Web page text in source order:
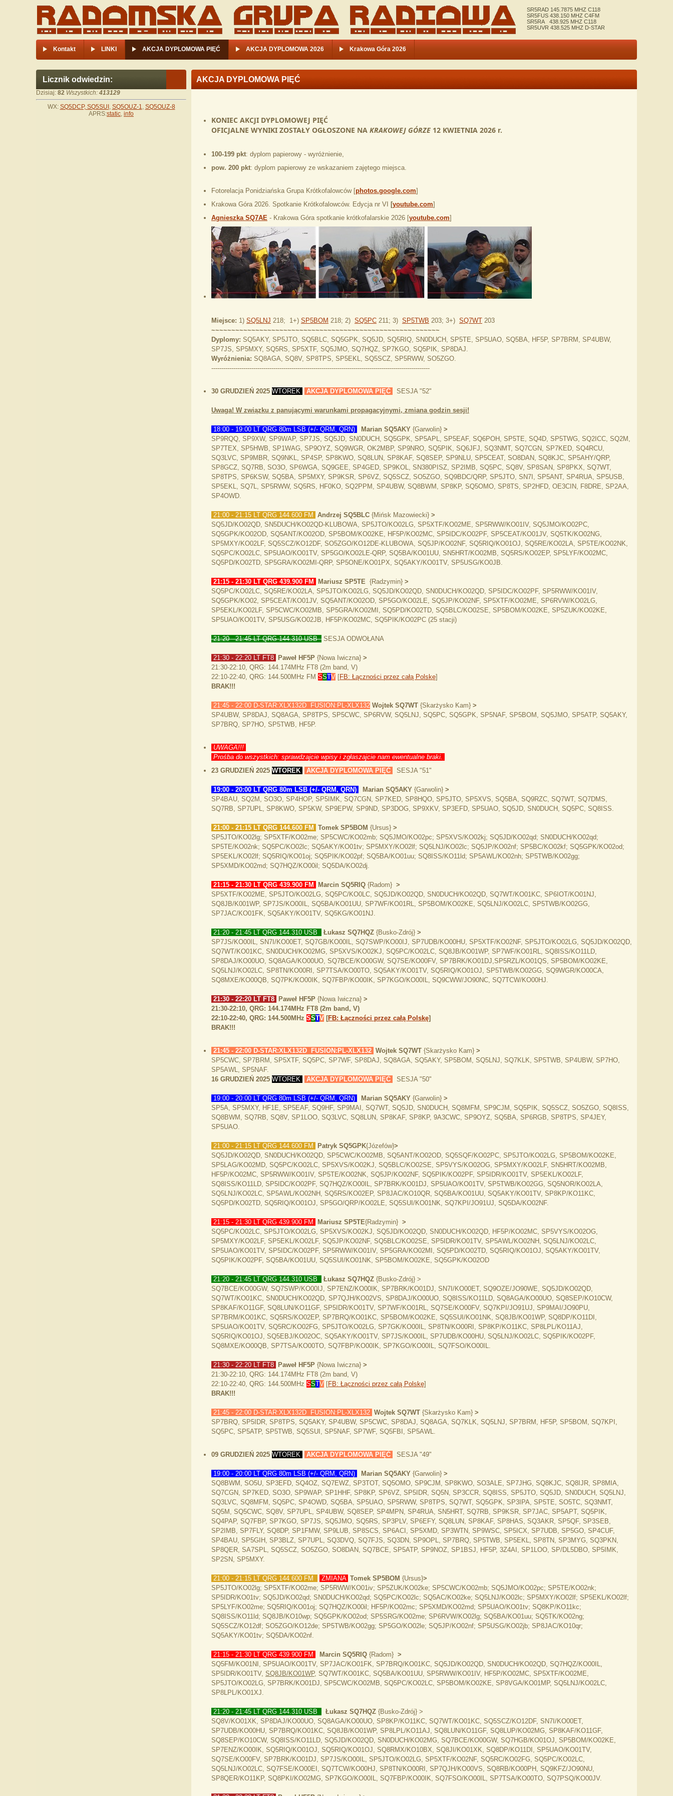
SR5RAD 145.7875 MHZ C118
SR5FUS 438.150 MHZ C4FM
SR5RA 438.925 MHZ C118
SR5UVR 438.525 MHZ D-STAR
Kontakt LINKI AKCJA DYPLOMOWA PIĘĆ AKCJA DYPLOMOWA 2026 Krakowa Góra 2026
Licznik odwiedzin:
Dzisiaj: 82 Wszystkich: 413129
WX: SQ5DCP, SQ5SUI , SQ5OUZ-1, SQ5OUZ-8
APRS:static, info
AKCJA DYPLOMOWA PIĘĆ
KONIEC AKCJI DYPLOMOWEJ PIĘĆ
OFICJALNE WYNIKI ZOSTAŁY OGŁOSZONE NA KRAKOWEJ GÓRZE 12 KWIETNIA 2026 r.
100-199 pkt: dyplom papierowy - wyróżnienie,
pow. 200 pkt: dyplom papierowy ze wskazaniem zajętego miejsca.
Fotorelacja Ponidziańska Grupa Krótkofalowców [photos.google.com]
Krakowa Góra 2026. Spotkanie Krótkofalowców. Edycja nr VI
[youtube.com]
Agnieszka SQ7AE - Krakowa Góra spotkanie krótkofalarskie 2026 [youtube.com]
Miejsce: 1) SQ5LNJ 218; 1+) SP5BOM 218; 2) SQ5PC 211; 3) SP5TWB 203; 3+) SQ7WT 203
~~~~~~~~~~~~~~~~~~~~~~~~~~~~~~~~~~~~~~~~~~~~~~~~~~~~~~~~~
Dyplomy: SQ5AKY, SP5JTO, SQ5BLC, SQ5GPK, SQ5JD, SQ5RIQ, SN0DUCH, SP5TE, SP5UAO, SQ5BA, HF5P, SP7BRM, SP4UBW,
SP7JS, SP5MXY, SQ5RS, SP5XTF, SQ5JMO, SQ7HQZ, SP7KGO, SQ5PIK, SP8DAJ.
Wyróżnienia: SQ8AGA, SQ8V, SP8TPS, SP5EKL, SQ5SCZ, SP5RWW, SO5ZGO.
-------------------------------------------------------------------------------------------------------------
30 GRUDZIEŃ 2025 WTOREK AKCJA DYPLOMOWA PIĘĆ SESJA "52"
Uwaga! W związku z panującymi warunkami propagacyjnymi, zmiana godzin sesji!
18:00 - 19:00 LT QRG 80m LSB (+/- QRM, QRN) Marian SQ5AKY {Garwolin} >
SP9RQQ, SP9XW, SP9WAP, SP7JS, SQ5JD, SN0DUCH, SQ5GPK, SP5APL, SP5EAF, SQ6POH, SP5TE, SQ4D, SP5TWG, SQ2ICC, SQ2M,
SP7TEX, SP5HWB, SP1WAG, SP9OYZ, SQ9WGR, OK2MBP, SP9NRO, SQ5PIK, SQ6JFJ, SQ3NMT, SQ7CGN, SP7KED, SQ4RCU,
SQ3LVC, SP9MBR, SQ9NKL, SP4SP, SP8KWO, SQ8LUN, SP8KAF, SQ8SEP, SP9NLU, SP5CEAT, SO8DAN, SQ8KJC, SP5AHY/QRP,
SP8GCZ, SQ7RB, SO3O, SP6WGA, SQ9GEE, SP4GED, SP9KOL, SN380PISZ, SP2IMB, SQ5PC, SQ8V, SP8SAN, SP8PKX, SQ7WT,
SP8TPS, SP6KSW, SQ5BA, SP5MXY, SP9KSR, SP6VZ, SQ5SCZ, SO5ZGO, SQ9BDC/QRP, SP5JTO, SN7I, SP5ANT, SP4RUA, SP5USB,
SP5EKL, SQ7L, SP5RWW, SQ5RS, HF0KO, SQ2PPM, SP4UBW, SQ8BWM, SP8KP, SQ5OMO, SP8TS, SP2HFD, OE3CIN, F8DRE, SP2AA,
SP4OWD.
21:00 - 21:15 LT QRG 144.600 FM Andrzej SQ5BLC {Mińsk Mazowiecki} >
SQ5JD/KO02QD, SN5DUCH/KO02QD-KLUBOWA, SP5JTO/KO02LG, SP5XTF/KO02ME, SP5RWW/KO01IV, SQ5JMO/KO02PC,
SQ5GPK/KO02OD, SQ5ANT/KO02OD, SP5BOM/KO02KE, HF5P/KO02MC, SP5IDC/KO02PF, SP5CEAT/KO01JV, SQ5TK/KO02NG,
SP5MXY/KO02LF, SQ5SCZ/KO12DF, SO5ZGO/KO12DE-KLUBOWA, SQ5JP/KO02NF, SQ5RIQ/KO01OJ, SQ5RE/KO02LA, SP5TE/KO02NK,
SQ5PC/KO02LC, SP5UAO/KO01TV, SP5GO/KO02LE-QRP, SQ5BA/KO01UU, SN5HRT/KO02MB, SQ5RS/KO02EP, SP5LYF/KO02MC,
SQ5PD/KO02TD, SP5GRA/KO02MI-QRP, SP5ONE/KO01PX, SQ5AKY/KO01TV, SP5USG/KO0JB.
21:15 - 21:30 LT QRG 439.900 FM Mariusz SP5TE {Radzymin} >
SQ5PC/KO02LC, SQ5RE/KO02LA, SP5JTO/KO02LG, SQ5JD/KO02QD, SN0DUCH/KO02QD, SP5IDC/KO02PF, SP5RWW/KO01IV,
SQ5GPK/KO02, SP5CEAT/KO01JV, SQ5ANT/KO02OD, SP5GO/KO02LE, SQ5JP/KO02NF, SP5XTF/KO02ME, SP6RVW/KO02LG,
SP5EKL/KO02LF, SP5CWC/KO02MB, SP5GRA/KO02MI, SQ5PD/KO02TD, SQ5BLC/KO02SE, SP5BOM/KO02KE, SP5ZUK/KO02KE,
SP5UAO/KO01TV, SP5USG/KO02JB, HF5P/KO02MC, SQ5PIK/KO02PC (25 stacji)
21:20 - 21:45 LT QRG 144.310 USB SESJA ODWOŁANA
21:30 - 22:20 LT FT8 Paweł HF5P {Nowa Iwiczna} >
21:30-22:10, QRG: 144.174MHz FT8 (2m band, V)
22:10-22:40, QRG: 144.500MHz FM SSTV [FB: Łączności przez całą Polskę]
BRAK!!!
21:45 - 22:00 D-STAR:XLX132D FUSION:PL-XLX132 Wojtek SQ7WT {Skarżysko Kam} >
SP4UBW, SP8DAJ, SQ8AGA, SP8TPS, SP5CWC, SP6RVW, SQ5LNJ, SQ5PC, SQ5GPK, SP5NAF, SP5BOM, SQ5JMO, SP5ATP, SQ5AKY,
SP7BRQ, SP7HO, SP5TWB, HF5P.
UWAGA!!!
Prośba do wszystkich: sprawdzajcie wpisy i zgłaszajcie nam ewentualne braki.
23 GRUDZIEŃ 2025 WTOREK AKCJA DYPLOMOWA PIĘĆ SESJA "51"
19:00 - 20:00 LT QRG 80m LSB (+/- QRM, QRN) Marian SQ5AKY {Garwolin} >
SP4BAU, SQ2M, SO3O, SP4HOP, SP5IMK, SQ7CGN, SP7KED, SP8HQO, SP5JTO, SP5XVS, SQ5BA, SQ9RZC, SQ7WT, SQ7DMS,
SQ7RB, SP7UPL, SP8KWO, SP5KW, SP9EPW, SP9ND, SP3DOG, SP9XKV, SP3EFD, SP5UAO, SQ5JD, SN0DUCH, SQ5PC, SQ8ISS.
21:00 - 21:15 LT QRG 144.600 FM Tomek SP5BOM {Ursus} >
SP5JTO/KO02lg; SP5XTF/KO02me; SP5CWC/KO02mb; SQ5JMO/KO02pc; SP5XVS/KO02kj; SQ5JD/KO02qd; SN0DUCH/KO02qd;
SP5TE/KO02nk; SQ5PC/KO02lc; SQ5AKY/KO01tv; SP5MXY/KO02lf; SQ5LNJ/KO02lc; SQ5JP/KO02nf; SP5BC/KO02kf; SQ5GPK/KO02od;
SP5EKL/KO02lf; SQ5RIQ/KO01oj; SQ5PIK/KO02pf; SQ5BA/KO01uu; SQ8ISS/KO11ld; SP5AWL/KO02nh; SP5TWB/KO02gg;
SP5XMD/KO02md; SQ7HQZ/KO00il; SQ5DA/KO02dj.
21:15 - 21:30 LT QRG 439.900 FM Marcin SQ5RIQ {Radom} >
SP5XTF/KO02ME, SP5JTO/KO02LG, SQ5PC/KO0LC, SQ5JD/KO02QD, SN0DUCH/KO02QD, SQ7WT/KO01KC, SP6IOT/KO01NJ,
SQ8JB/K001WP, SP7JS/KO00IL, SQ5BA/KO01UU, SP7WF/KO01RL, SP5BOM/KO02KE, SQ5LNJ/KO02LC, SP5TWB/KO02GG,
SP7JAC/KO01FK, SQ5AKY/KO01TV, SQ5KG/KO01NJ.
21:20 - 21:45 LT QRG 144.310 USB Łukasz SQ7HQZ {Busko-Zdrój} >
SP7JS/KO00IL, SN7I/KO00ET, SQ7GB/KO00IL, SQ7SWP/KO00IJ, SP7UDB/KO00HU, SP5XTF/KO02NF, SP5JTO/KO02LG, SQ5JD/KO02QD,
SQ7WT/KO01KC, SN0DUCH/KO02MG, SP5XVS/KO02KJ, SQ5PC/KO02LC, SQ8JB/KO01WP, SP7WF/KO01RL, SQ8ISS/KO11LD,
SP8DAJ/KO00UO, SQ8AGA/KO00UO, SQ7BCE/KO00GW, SQ7SE/KO00FV, SP7BRK/KO01DJ,SP5RZL/KO01QS, SP5BOM/KO02KE,
SQ5LNJ/KO02LC, SP8TN/KO00RI, SP7TSA/KO00TO, SQ5AKY/KO01TV, SQ5RIQ/KO01OJ, SP5TWB/KO02GG, SQ9WGR/KO00CA,
SQ8MXE/KO00QB, SQ7PK/KO00IK, SQ7FBP/KO00IK, SP7KGO/KO00IL, SQ9CWW/JO90NC, SQ7TCW/KO00HJ.
21:30 - 22:20 LT FT8 Paweł HF5P {Nowa Iwiczna} >
21:30-22:10, QRG: 144.174MHz FT8 (2m band, V)
22:10-22:40, QRG: 144.500MHz SSTV [FB: Łączności przez całą Polskę]
BRAK!!!
21:45 - 22:00 D-STAR:XLX132D FUSION:PL-XLX132 Wojtek SQ7WT {Skarżysko Kam} >
SP5CWC, SP7BRM, SP5XTF, SQ5PC, SP7WF, SP8DAJ, SQ8AGA, SQ5AKY, SP5BOM, SQ5LNJ, SQ7KLK, SP5TWB, SP4UBW, SP7HO,
SP5AWL, SP5NAF.
16 GRUDZIEŃ 2025 WTOREK AKCJA DYPLOMOWA PIĘĆ SESJA "50"
19:00 - 20:00 LT QRG 80m LSB (+/- QRM, QRN) Marian SQ5AKY {Garwolin} >
SP5A, SP5MXY, HF1E, SP5EAF, SQ9HF, SP9MAI, SQ7WT, SQ5JD, SN0DUCH, SQ8MFM, SP9CJM, SQ5PIK, SQ5SCZ, SO5ZGO, SQ8ISS,
SQ8BWM, SQ7RB, SQ8V, SP1LOO, SQ3LVC, SQ8LUN, SP8KAF, SP8KP, 9A3CWC, SP9OYZ, SQ5BA, SP6RGB, SP8TPS, SP4JEY,
SP5UAO.
21:00 - 21:15 LT QRG 144.600 FM Patryk SQ5GPK{Józefów}>
SQ5JD/KO02QD, SN0DUCH/KO02QD, SP5CWC/KO02MB, SQ5ANT/KO02OD, SQ5SQF/KO02PC, SP5JTO/KO02LG, SP5BOM/KO02KE,
SP5LAG/KO02MD, SQ5PC/KO02LC, SP5XVS/KO02KJ, SQ5BLC/KO02SE, SP5VYS/KO02OG, SP5MXY/KO02LF, SN5HRT/KO02MB,
HF5P/KO02MC, SP5RWW/KO01IV, SP5TE/KO02NK, SQ5JP/KO02NF, SQ5PIK/KO02PF, SP5IDR/KO01TV, SP5EKL/KO02LF,
SQ8ISS/KO11LD, SP5IDC/KO02PF, SQ7HQZ/KO00IL, SP7BRK/KO01DJ, SP5UAO/KO01TV, SP5TWB/KO02GG, SQ5NOR/KO02LA,
SQ5LNJ/KO02LC, SP5AWL/KO02NH, SQ5RS/KO02EP, SP8JAC/KO10QR, SQ5BA/KO01UU, SQ5AKY/KO01TV, SP8KP/KO11KC,
SQ5PD/KO02TD, SQ5RIQ/KO01OJ, SP5GO/QRP/KO02LE, SQ5SUI/KO01NK, SQ7KPI/JO91UJ, SQ5DA/KO02NF.
21:15 - 21:30 LT QRG 439.900 FM Mariusz SP5TE{Radzymin} >
SQ5PC/KO02LC, SP5JTO/KO02LG, SP5XVS/KO02KJ, SQ5JD/KO02QD, SN0DUCH/KO02QD, HF5P/KO02MC, SP5VYS/KO02OG,
SP5MXY/KO02LF, SP5EKL/KO02LF, SQ5JP/KO02NF, SQ5BLC/KO02SE, SP5IDR/KO01TV, SP5AWL/KO02NH, SQ5LNJ/KO02LC,
SP5UAO/KO01TV, SP5IDC/KO02PF, SP5RWW/KO01IV, SP5GRA/KO02MI, SQ5PD/KO02TD, SQ5RIQ/KO01OJ, SQ5AKY/KO01TV,
SQ5PIK/KO02PF, SQ5BA/KO01UU, SQ5SUI/KO01NK, SP5BOM/KO02KE, SQ5GPK/KO02OD
21:20 - 21:45 LT QRG 144.310 USB Łukasz SQ7HQZ {Busko-Zdrój} >
SQ7BCE/KO00GW, SQ7SWP/KO00IJ, SP7ENZ/KO00IK, SP7BRK/KO01DJ, SN7I/KO00ET, SQ9OZE/JO90WE, SQ5JD/KO02QD,
SQ7WT/KO01KC, SN0DUCH/KO02QD, SP7QJH/KO02VS, SP8DAJ/KO00UO, SQ8ISS/KO11LD, SQ8AGA/KO00UO, SQ8SEP/KO10CW,
SP8KAF/KO11GF, SQ8LUN/KO11GF, SP5IDR/KO01TV, SP7WF/KO01RL, SQ7SE/KO00FV, SQ7KPI/JO91UJ, SP9MAI/JO90PU,
SP7BRM/KO01KC, SQ5RS/KO02EP, SP7BRQ/KO01KC, SP5BOM/KO02KE, SQ5SUI/KO01NK, SQ8JB/KO01WP, SQ8DP/KO11DI,
SP5UAO/KO01TV, SQ5RC/KO02FG, SP5JTO/KO02LG, SP7GK/KO00IL, SP8TN/KO00RI, SP8KP/KO11KC, SP8LPL/KO11AJ,
SQ5RIQ/KO01OJ, SQ5EBJ/KO02OC, SQ5AKY/KO01TV, SP7JS/KO00IL, SP7UDB/KO00HU, SQ5LNJ/KO02LC, SQ5PIK/KO02PF,
SQ8MXE/KO00QB, SP7TSA/KO00TO, SQ7FBP/KO00IK, SP7KGO/KO00IL, SQ7FSO/KO00IL.
21:30 - 22:20 LT FT8 Paweł HF5P {Nowa Iwiczna} >
21:30-22:10, QRG: 144.174MHz FT8 (2m band, V)
22:10-22:40, QRG: 144.500MHz SSTV [FB: Łączności przez całą Polskę]
BRAK!!!
21:45 - 22:00 D-STAR:XLX132D FUSION:PL-XLX132 Wojtek SQ7WT {Skarżysko Kam} >
SP7BRQ, SP5IDR, SP8TPS, SQ5AKY, SP4UBW, SP5CWC, SP8DAJ, SQ8AGA, SQ7KLK, SQ5LNJ, SP7BRM, HF5P, SP5BOM, SQ7KPI,
SQ5PC, SP5ATP, SP5TWB, SQ5SUI, SP5NAF, SP7WF, SQ5FBI, SP5AWL.
09 GRUDZIEŃ 2025 WTOREK AKCJA DYPLOMOWA PIĘĆ SESJA "49"
19:00 - 20:00 LT QRG 80m LSB (+/- QRM, QRN) Marian SQ5AKY {Garwolin} >
SQ8BWM, SO5U, SP3EFD, SQ4OZ, SQ7EWZ, SP3TOT, SQ5OMO, SP9CJM, SP8KWO, SO3ALE, SP7JHG, SQ8KJC, SQ8IJR, SP8MIA,
SQ7CGN, SP7KED, SO3O, SP9WAP, SP1HHF, SP8KP, SP6VZ, SP5IDR, SQ5N, SP3CCR, SQ8ISS, SP5JTO, SQ5JD, SN0DUCH, SQ5LNJ,
SQ3LVC, SQ8MFM, SQ5PC, SP4OWD, SQ5BA, SP5UAO, SP5RWW, SP8TPS, SQ7WT, SQ5GPK, SP3IPA, SP5TE, SO5TC, SQ3NMT,
SQ5M, SQ5CWC, SQ8V, SP7UPL, SP4UBW, SQ8SEP, SP4MPN, SP4RUA, SN5HRT, SQ7RB, SP9KSR, SP7JAC, SP5APT, SQ5PIK,
SQ4PAP, SQ7FBP, SP7KGO, SP7JS, SQ5JMO, SQ5RS, SP3PLV, SP6EFY, SQ8LUN, SP8KAF, SP8HAS, SQ3AKR, SP5QF, SP3SEB,
SP2IMB, SP7FLY, SQ8DP, SP1FMW, SP9LUB, SP8SCS, SP6ACI, SP5XMD, SP3WTN, SP9WSC, SP5ICX, SP7UDB, SP5GO, SP4CUF,
SP4BAU, SP5GIH, SP3BLZ, SP7UPL, SQ3DVQ, SQ7FJS, SQ3DN, SP9OPL, SP7BRQ, SP5TWB, SP5EKL, SP8TN, SP3MYG, SQ3PKN,
SP8QER, SA7SPL, SQ5SCZ, SO5ZGO, SO8DAN, SQ7BCE, SP5ATP, SP9NOZ, SP1BSJ, HF5P, 3Z4AI, SP1LOO, SP/DL5DBO, SP5IMK,
SP2SN, SP5MXY.
21:00 - 21:15 LT QRG 144.600 FM ZMIANA Tomek SP5BOM {Ursus}>
SP5JTO/KO02lg; SP5XTF/KO02me; SP5RWW/KO01iv; SP5ZUK/KO02ke; SP5CWC/KO02mb; SQ5JMO/KO02pc; SP5TE/KO02nk;
SP5IDR/KO01tv; SQ5JD/KO02qd; SN0DUCH/KO02qd; SQ5PC/KO02lc; SQ5AC/KO02ke; SQ5LNJ/KO02lc; SP5MXY/KO02lf; SP5EKL/KO02lf;
SP5LYF/KO02me; SQ5RIQ/KO01oj; SQ7HQZ/KO00il; HF5P/KO02mc; SP5XMD/KO02md; SP5UAO/KO01tv; SQ8KP/KO11kc;
SQ8ISS/KO11ld; SQ8JB/KO10wp; SQ5GPK/KO02od; SP5SRG/KO02me; SP6RVW/KO02lg; SQ5BA/KO01uu; SQ5TK/KO02ng;
SQ5SCZ/KO12df; SO5ZGO/KO12de; SP5TWB/KO02gg; SP5GO/KO02le; SQ5JP/KO02nf; SP5USG/KO02jb; SP8JAC/KO10qr;
SQ5AKY/KO01tv; SQ5DA/KO02nf.
21:15 - 21:30 LT QRG 439.900 FM Marcin SQ5RIQ {Radom} >
SQ5FM/KO01NI, SP5UAO/KO01TV, SP7JAC/KO01FK, SP7BRQ/KO01KC, SQ5JD/KO02QD, SN0DUCH/KO02QD, SQ7HQZ/KO00IL,
SP5IDR/KO01TV, SQ8JB/KO01WP, SQ7WT/KO01KC, SQ5BA/KO01UU, SP5RWW/KO01IV, HF5P/KO02MC, SP5XTF/KO02ME,
SP5JTO/KO02LG, SP7BRK/KO01DJ, SP5CWC/KO02MB, SQ5PC/KO02LC, SP5BOM/KO02KE, SP8VGA/KO01MP, SQ5LNJ/KO02LC,
SP8LPL/KO01XJ.
21:20 - 21:45 LT QRG 144.310 USB Łukasz SQ7HQZ {Busko-Zdrój} >
SQ8V/KO01XK, SP8DAJ/KO00UO, SQ8AGA/KO00UO, SP8KP/KO11KC, SQ7WT/KO01KC, SQ5SCZ/KO12DF, SN7I/KO00ET,
SP7UDB/KO00HU, SP7BRQ/KO01KC, SQ8JB/KO01WP, SP8LPL/KO11AJ, SQ8LUN/KO11GF, SQ8LUP/KO02MG, SP8KAF/KO11GF,
SQ8SEP/KO10CW, SQ8ISS/KO11LD, SQ5JD/KO02QD, SN0DUCH/KO02MG, SQ7BCE/KO00GW, SQ7HGB/KO01OJ, SP5BOM/KO02KE,
SP7ENZ/KO00IK, SQ5RIQ/KO01OJ, SQ5RIQ/KO01OJ, SQ8RMX/KO10BX, SQ8JI/KO01XK, SQ8DP/KO11DI, SP5UAO/KO01TV,
SQ7SE/KO00FV, SP7BRK/KO01DJ, SP7JS/KO00IL, SP5JTO/KO02LG, SP5XTF/KO02NF, SQ5RC/KO02FG, SQ5PC/KO02LC,
SQ5LNJ/KO02LC, SQ7FSE/KO00EI, SQ7TCW/KO00HJ, SP8TN/KO00RI, SP7QJH/KO00VS, SQ8RB/KO00PH, SQ9KFZ/JO90NU,
SP8QER/KO11KP, SQ8PKI/KO02MG, SP7KGO/KO00IL, SQ7FBP/KO00IK, SQ7FSO/KO00IL, SP7TSA/KO00TO, SQ7PSQ/KO00JV.